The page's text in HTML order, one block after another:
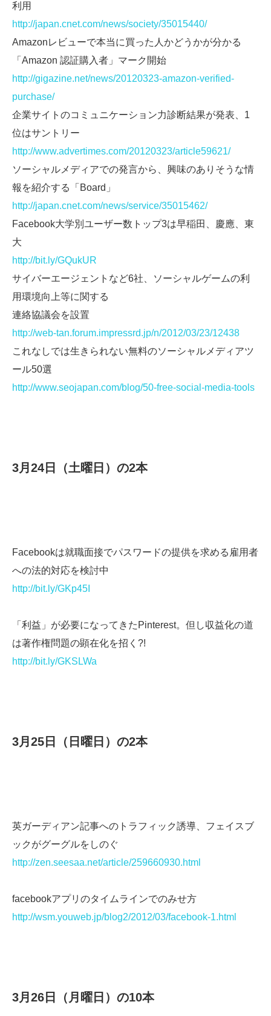
利用
http://japan.cnet.com/news/society/35015440/
Amazonレビューで本当に買った人かどうかが分かる
「Amazon 認証購入者」マーク開始
http://gigazine.net/news/20120323-amazon-verified-
purchase/
企業サイトのコミュニケーション力診断結果が発表、1
位はサントリー
http://www.advertimes.com/20120323/article59621/
ソーシャルメディアでの発言から、興味のありそうな情
報を紹介する「Board」
http://japan.cnet.com/news/service/35015462/
Facebook大学別ユーザー数トップ3は早稲田、慶應、東
大
http://bit.ly/GQukUR
サイバーエージェントなど6社、ソーシャルゲームの利
用環境向上等に関する
連絡協議会を設置
http://web-tan.forum.impressrd.jp/n/2012/03/23/12438
これなしでは生きられない無料のソーシャルメディアツ
ール50選
http://www.seojapan.com/blog/50-free-social-media-tools
3月24日（土曜日）の2本
Facebookは就職面接でパスワードの提供を求める雇用者
への法的対応を検討中
http://bit.ly/GKp45I
「利益」が必要になってきたPinterest。但し収益化の道
は著作権問題の顕在化を招く?!
http://bit.ly/GKSLWa
3月25日（日曜日）の2本
英ガーディアン記事へのトラフィック誘導、フェイスブ
ックがグーグルをしのぐ
http://zen.seesaa.net/article/259660930.html
facebookアプリのタイムラインでのみせ方
http://wsm.youweb.jp/blog2/2012/03/facebook-1.html
3月26日（月曜日）の10本